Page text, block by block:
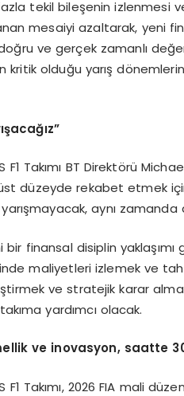
fazla tekil bileşenin
mesaiyi azaltarak, yeni
ve gerçek zamanlı
kritik olduğu yarış
ışacağız”
F1 Takımı BT Direktörü
düzeyde rekabet etmek
aynı zamanda
bir finansal disiplin
maliyetleri izlemek ve
ve stratejik karar
yardımcı olacak.
ve inovasyon, saatte
F1 Takımı, 2026 FIA mali